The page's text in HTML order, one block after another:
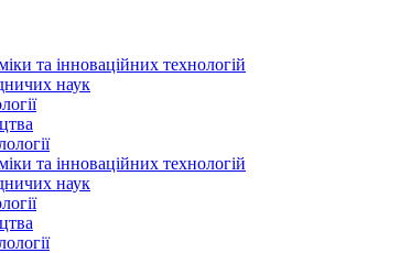
та інноваційних технологій
наук
та інноваційних технологій
наук